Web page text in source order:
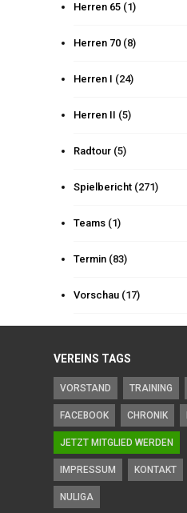
Herren 65 (1)
Herren 70 (8)
Herren I (24)
Herren II (5)
Radtour (5)
Spielbericht (271)
Teams (1)
Termin (83)
Vorschau (17)
VEREINS TAGS
VORSTAND TRAINING
FACEBOOK CHRONIK
JETZT MITGLIED WERDEN
IMPRESSUM KONTAKT
NULIGA